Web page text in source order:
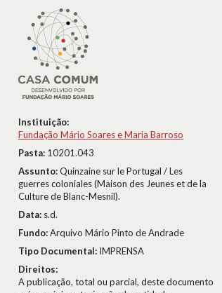
Instituição:
Fundação Mário Soares e Maria Barroso
Pasta: 10201.043
Assunto:Quinzaine sur le Portugal / Les
guerres coloniales (Maison des Jeunes et de la
Culture de Blanc-Mesnil).
Data: s.d.
Fundo:Arquivo Mário Pinto de Andrade
Tipo Documental: IMPRENSA
Direitos:
A publicação, total ou parcial, deste documento